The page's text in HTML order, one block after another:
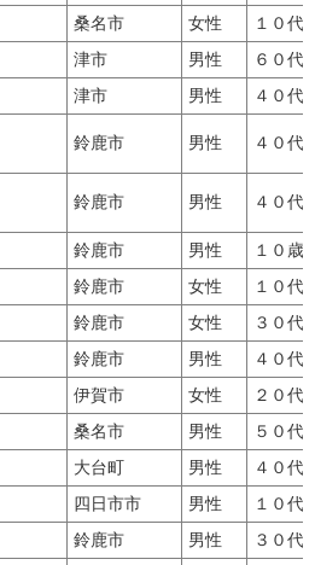
桑名市 女性 １０代
津市 男性
６０代
津市 男性
４０代
鈴鹿市 男性 ４０代
鈴鹿市 男性 ４０代
鈴鹿市 男性
１０歳
鈴鹿市 女性
１０代
鈴鹿市 女性
３０代
鈴鹿市 男性
４０代
伊賀市 女性
２０代
桑名市 男性
５０代
大台町 男性
４０代
四日市市 男性 １０代
鈴鹿市 男性
３０代